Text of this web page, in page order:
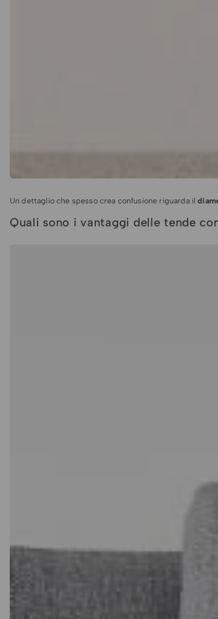
Un dettaglio che spesso crea confusione riguarda il
Quali sono i vantaggi delle tende